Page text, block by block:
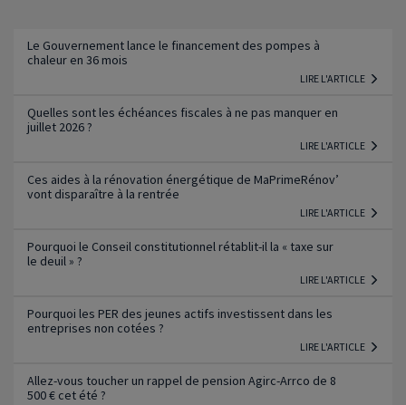
Le Gouvernement lance le financement des pompes à
chaleur en 36 mois
LIRE L'ARTICLE
Quelles sont les échéances fiscales à ne pas manquer en
juillet 2026 ?
LIRE L'ARTICLE
Ces aides à la rénovation énergétique de MaPrimeRénov’
vont disparaître à la rentrée
LIRE L'ARTICLE
Pourquoi le Conseil constitutionnel rétablit-il la « taxe sur
le deuil » ?
LIRE L'ARTICLE
Pourquoi les PER des jeunes actifs investissent dans les
entreprises non cotées ?
LIRE L'ARTICLE
Allez-vous toucher un rappel de pension Agirc-Arrco de 8
500 € cet été ?